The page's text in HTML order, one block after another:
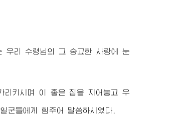
우리 수령님 의 그 숭고한 사랑에 눈
리키시며 이 좋은 집을 지어놓고 우
군들에게 힘주어 말씀하시였다.